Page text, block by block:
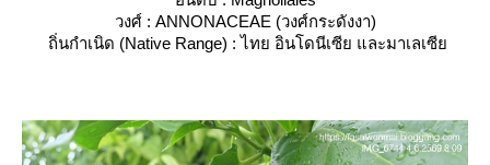
วงศ์ : ANNONACEAE (วงศ์กระดังงา)
ถิ่นกำเนิด (Native Range) : ไทย อินโดนีเซีย และมาเลเซี